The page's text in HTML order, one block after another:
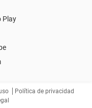
Play
Política de privacidad